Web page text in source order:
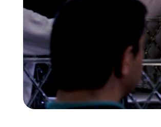
Офлайн-
Провели мероприятие
1. Организовали